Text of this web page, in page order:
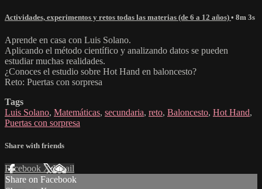
Actividades, experimentos y retos todas las materias (de 6 a 12 años) • 8m 3s
Aprende en casa con Luis Solano.
Aplicando el método científico y analizando datos se pueden
estudiar muchas realidades.
¿Conoces el estudio sobre Hot Hand en baloncesto?
Reto: Puertas con sorpresa
Tags
Luis Solano, Matemáticas, secundaria, reto, Baloncesto, Hot Hand,
Puertas con sorpresa
Share with friends
Facebook XEmail
Share on Facebook